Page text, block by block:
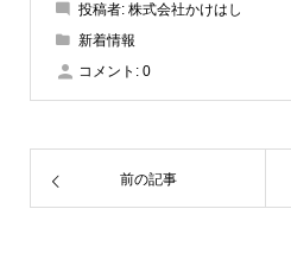
投稿者: 株式会社かけはし
新着情報
コメント: 0
前の記事